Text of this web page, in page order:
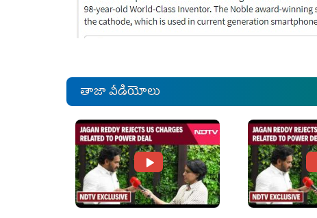
తాజా వీడియోలు